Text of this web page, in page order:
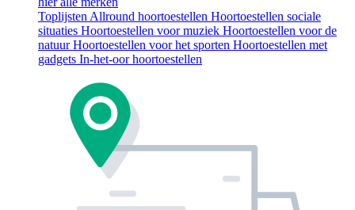
ToplijstenAllround hoortoestellen Hoortoestellen sociale
situaties Hoortoestellen voor muziek Hoortoestellen voor de
natuurHoortoestellen voor het sporten Hoortoestellen met
gadgets In-het-oor hoortoestellen